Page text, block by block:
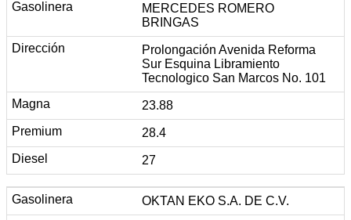
MERCEDES ROMERO
BRINGAS
Prolongación Avenida Reforma
Sur Esquina Libramiento
Tecnologico San Marcos No. 101
23.88
28.4
27
OKTAN EKO S.A. DE C.V.